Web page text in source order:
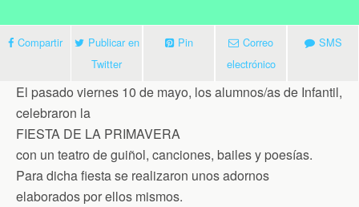
Compartir
Publicar en
Twitter
Pin
Correo
electrónico
SMS
El pasado viernes 10 de mayo, los alumnos/as de Infantil,
celebraron la
FIESTA DE LA PRIMAVERA
con un teatro de guiñol, canciones, bailes y poesías.
Para dicha fiesta se realizaron unos adornos
elaborados por ellos mismos.